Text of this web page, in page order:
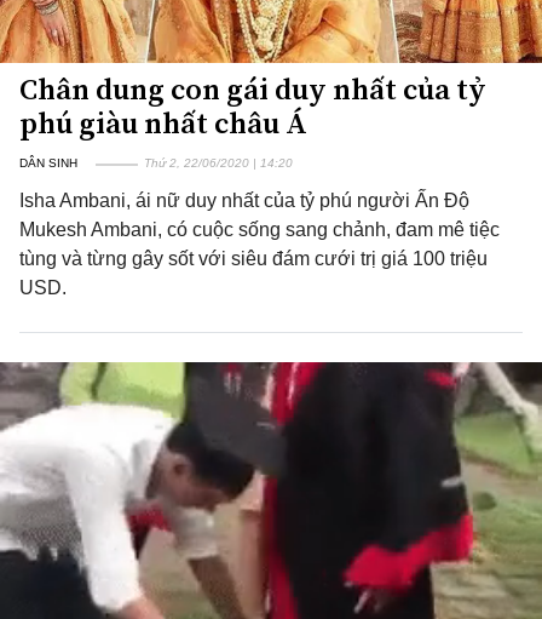
Chân dung con gái duy nhất của tỷ
phú giàu nhất châu Á
DÂN SINH Thứ 2, 22/06/2020 | 14:20
Isha Ambani, ái nữ duy nhất của tỷ phú người Ấn Độ
Mukesh Ambani, có cuộc sống sang chảnh, đam mê tiệc
tùng và từng gây sốt với siêu đám cưới trị giá 100 triệu
USD.